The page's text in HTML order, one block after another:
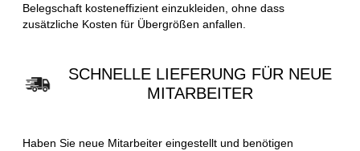
Belegschaft kosteneffizient einzukleiden, ohne dass
zusätzliche Kosten für Übergrößen anfallen.
SCHNELLE LIEFERUNG FÜR NEUE
MITARBEITER
Haben Sie neue Mitarbeiter eingestellt und benötigen